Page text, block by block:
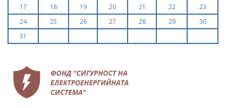
17
18 19 20 21 22
23
24
25 26 27 28 29
30
31